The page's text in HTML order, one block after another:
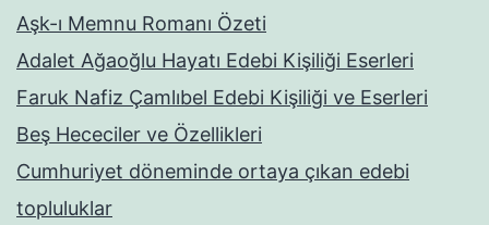
Aşk-ı Memnu Romanı Özeti
Adalet Ağaoğlu Hayatı Edebi Kişiliği Eserleri
Faruk Nafiz Çamlıbel Edebi Kişiliği ve Eserleri
Beş Hececiler ve Özellikleri
Cumhuriyet döneminde ortaya çıkan edebi
topluluklar